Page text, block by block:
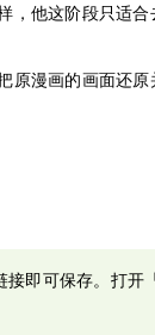
，他这阶段只适
原漫画的画面还
即可保存。打开